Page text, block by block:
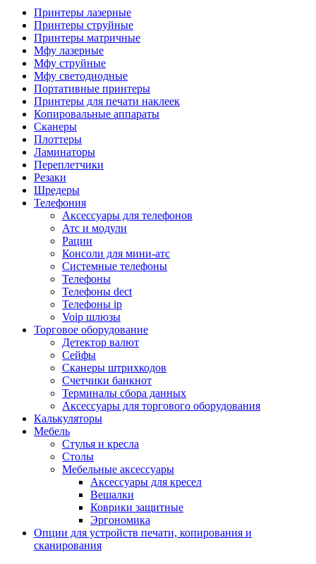
Камеры для видеоконференцсвязи
Аксессуары для видеоконференцсвязи
Системы безопасности и умный дом
Комплекты видеонаблюдения
Мониторы и видеостены
Регистраторы
Замки
Терминалы доступа
Охранно-пожарная сигнализация
Коннекторы и розетки
Инструмент и садовая техника
Электро и пневмоинструмент
Аксессуары для пневмоинструментов
Гайковерты пневматические
Инструмент измерительный
Краскораспылители пневматические
Наборы пневматические
Пистолеты пневматические
Шуруповерты
Дрели
Лобзики
Перфораторы
Шлифмашины
Наборы инструментов
Пилы
Принтеры лазерные
Принтеры струйные
Принтеры матричные
Мфу лазерные
Мфу струйные
Мфу светодиодные
Портативные принтеры
Принтеры для печати наклеек
Копировальные аппараты
Сканеры
Плоттеры
Ламинаторы
Переплетчики
Резаки
Шредеры
Телефония
Аксессуары для телефонов
Атс и модули
Рации
Консоли для мини-атс
Системные телефоны
Телефоны
Телефоны dect
Телефоны ip
Voip шлюзы
Торговое оборудование
Детектор валют
Сейфы
Сканеры штрихкодов
Счетчики банкнот
Терминалы сбора данных
Аксессуары для торгового оборудования
Калькуляторы
Мебель
Стулья и кресла
Столы
Мебельные аксессуары
Аксессуары для кресел
Вешалки
Коврики защитные
Эргономика
Опции для устройств печати, копирования и
сканирования